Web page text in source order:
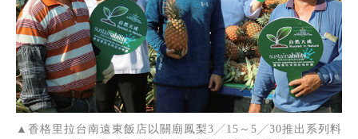
▲香格里拉台南遠東飯店以關廟鳳梨3╱15～5╱30推出系列料